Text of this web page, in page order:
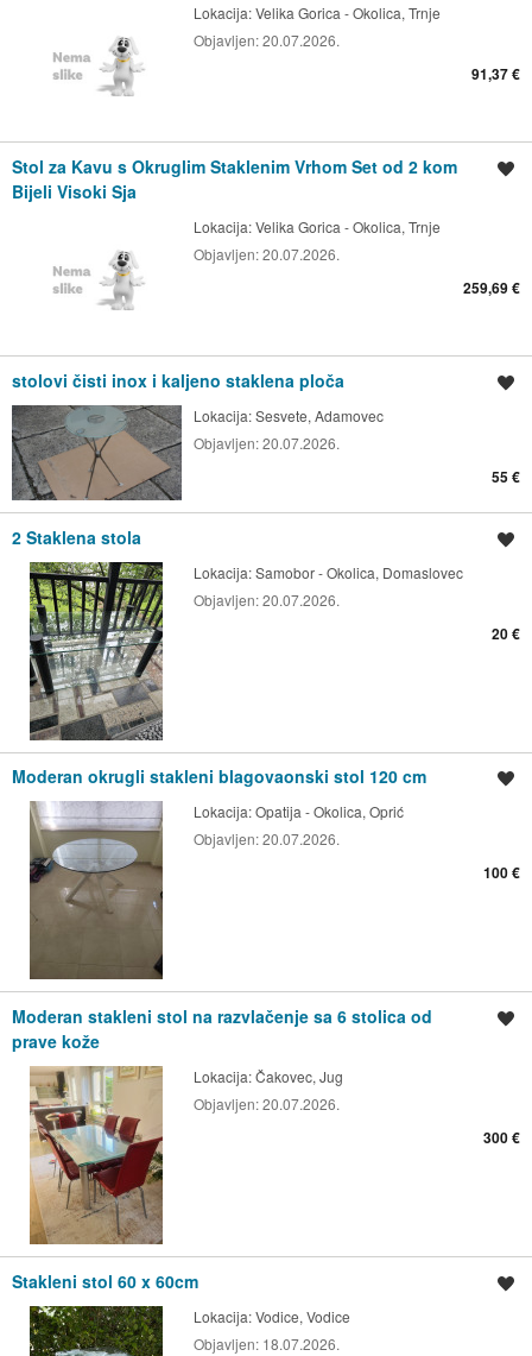
Lokacija:Velika Gorica - Okolica, Trnje
Objavljen:20.07.2026.
91,37 €
Stol za Kavu s Okruglim Staklenim Vrhom Set od 2 kom
Bijeli Visoki Sja
Lokacija:Velika Gorica - Okolica, Trnje
Objavljen:20.07.2026.
259,69 €
stolovi čisti inox i kaljeno staklena ploča
Lokacija:Sesvete, Adamovec
Objavljen:20.07.2026.
55 €
2 Staklena stola
Lokacija:Samobor - Okolica, Domaslovec
Objavljen:20.07.2026.
20 €
Moderan okrugli stakleni blagovaonski stol 120 cm
Lokacija:Opatija - Okolica, Oprić
Objavljen:20.07.2026.
100 €
Moderan stakleni stol na razvlačenje sa 6 stolica od
prave kože
Lokacija:Čakovec, Jug
Objavljen:20.07.2026.
300 €
Stakleni stol 60 x 60cm
Lokacija:Vodice, Vodice
Objavljen: 18.07.2026.